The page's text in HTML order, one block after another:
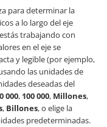
para determinar la
a lo largo del eje
trabajando con
en el eje se
y legible (por ejemplo,
las unidades de
deseadas del
000, 100 000, Millones,
, Billones, o elige la
predeterminadas.